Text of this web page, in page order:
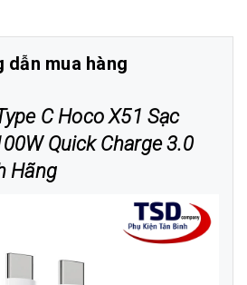
dẫn mua hàng
C Hoco X51 Sạc
Quick Charge 3.0
Hãng